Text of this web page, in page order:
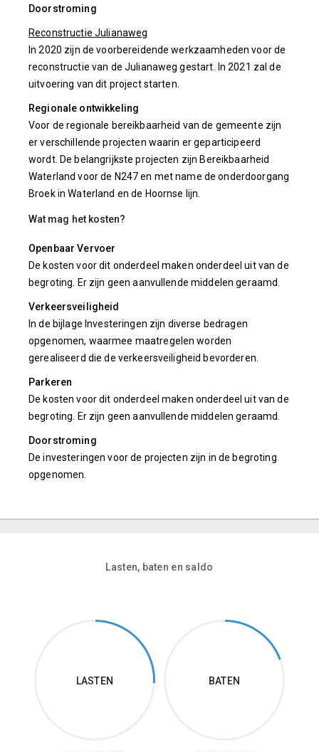
Doorstroming
Reconstructie Julianaweg
In 2020 zijn de voorbereidende werkzaamheden voor de
reconstructie van de Julianaweg gestart. In 2021 zal de
uitvoering van dit project starten.
Regionale ontwikkeling
Voor de regionale bereikbaarheid van de gemeente zijn
er verschillende projecten waarin er geparticipeerd
wordt. De belangrijkste projecten zijn Bereikbaarheid
Waterland voor de N247 en met name de onderdoorgang
Broek in Waterland en de Hoornse lijn.
Wat mag het kosten?
Openbaar Vervoer
De kosten voor dit onderdeel maken onderdeel uit van de
begroting. Er zijn geen aanvullende middelen geraamd.
Verkeersveiligheid
In de bijlage Investeringen zijn diverse bedragen
opgenomen, waarmee maatregelen worden
gerealiseerd die de verkeersveiligheid bevorderen.
Parkeren
De kosten voor dit onderdeel maken onderdeel uit van de
begroting. Er zijn geen aanvullende middelen geraamd.
Doorstroming
De investeringen voor de projecten zijn in de begroting
opgenomen.
Lasten, baten en saldo
LASTEN BATEN